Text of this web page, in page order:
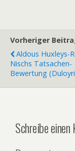
Vorheriger
Aldous Huxleys-
Nischs Tatsachen-
Bewertung
Schreibe